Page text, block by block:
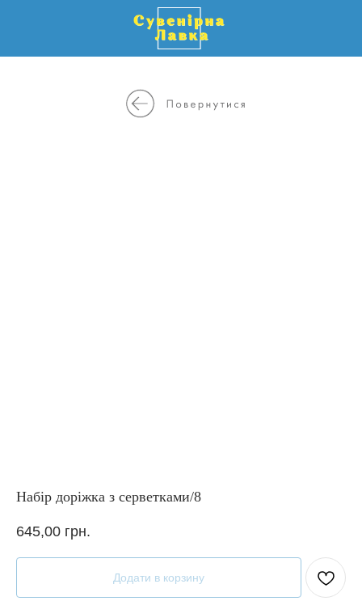
Набір доріжка з серветками/8
645,00 грн.
Додати в корзину